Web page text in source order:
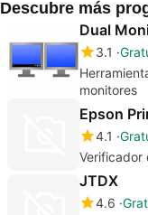
Descubre más
Dual
3.1
monitores
Epson
4.1
Verificador
JTDX
4.6